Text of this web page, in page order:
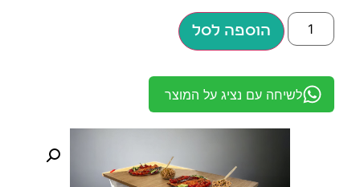
הוספה לסל
לשיחה עם נציג על המוצר